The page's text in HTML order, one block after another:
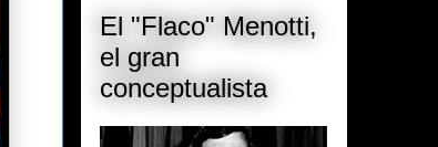
El "Flaco" Menotti,
el gran
conceptualista